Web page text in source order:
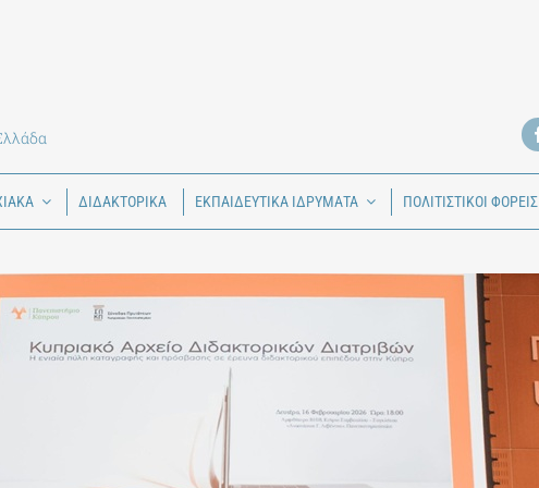
ΔΙΔΑΚΤΟΡΙΚΑ ΕΚΠΑΙΔΕΥΤΙΚΑ ΙΔΡΥΜΑΤΑ ΠΟΛΙΤΙΣΤΙΚΟΙ ΦΟΡΕΙΣ